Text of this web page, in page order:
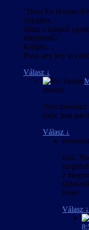
“Deus Ex Human
Telepítés…
Hiba: a telepítő
telepíthető!
Kilépés…
Press any key to
Válasz ↓
szerint:
Nem
Válasz ↓
Hali.
a
fájlokat
lenne.
Válasz ↓